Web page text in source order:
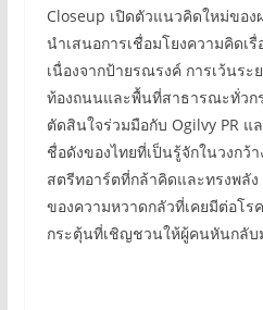
Closeup เปิดตัวแนวคิดใหม่ขอ
นำเสนอการเชื่อมโยงความคิดเ
เนื่องจากป้ายรณรงค์ การเว้นระ
ท้องถนนและพื้นที่สาธารณะทั่วก
ตัดสินใจร่วมมือกับ Ogilvy PR แ
ชื่อดังของไทยที่เป็นรู้จักในวงกว้
สตรีทอาร์ตที่กล้าคิดและทรงพลั
ของความหวาดกลัวที่เคยมีต่อโร
กระตุ้นที่เชิญชวนให้ผู้คนหันกลั